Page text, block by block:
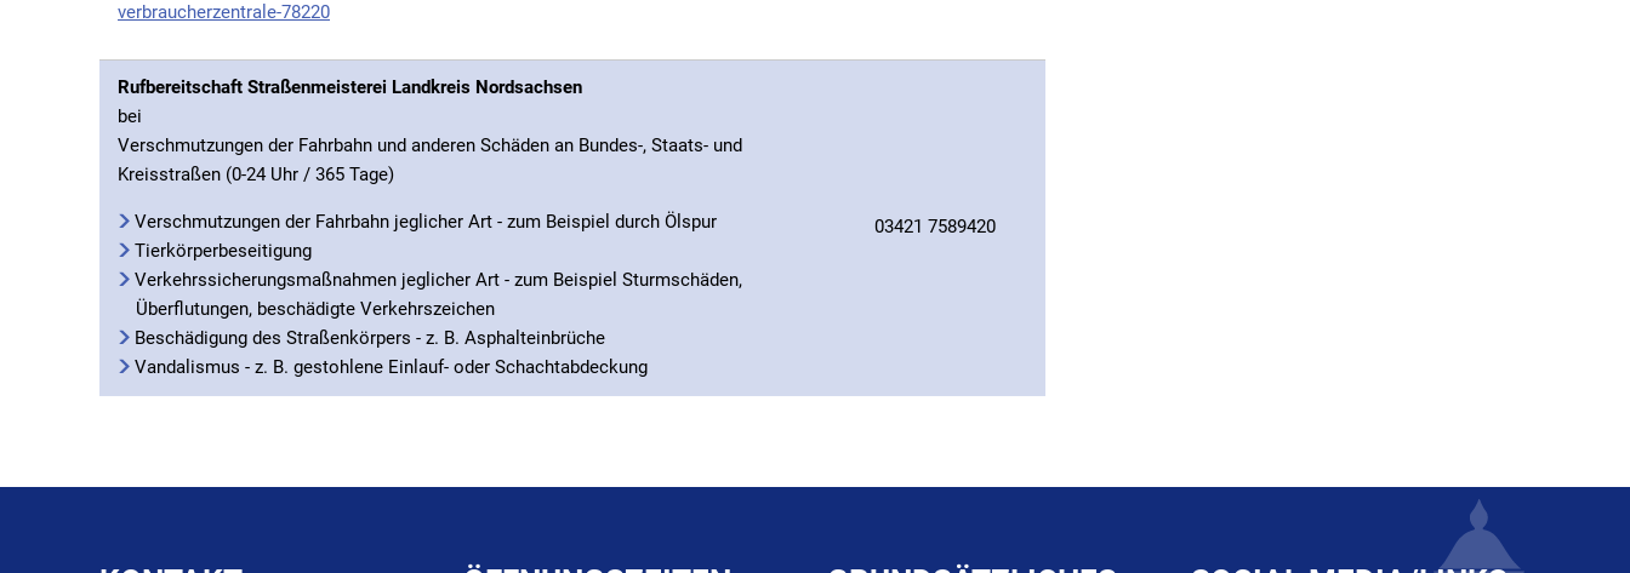
verbraucherzentrale-78220
Rufbereitschaft Straßenmeisterei Landkreis Nordsachsen
bei
Verschmutzungen der Fahrbahn und anderen Schäden an Bundes-, Staats- und
Kreisstraßen (0-24 Uhr / 365 Tage)
Verschmutzungen der Fahrbahn jeglicher Art - zum Beispiel durch Ölspur
Tierkörperbeseitigung
Verkehrssicherungsmaßnahmen jeglicher Art - zum Beispiel Sturmschäden,
Überflutungen, beschädigte Verkehrszeichen
Beschädigung des Straßenkörpers - z. B. Asphalteinbrüche
Vandalismus - z. B. gestohlene Einlauf- oder Schachtabdeckung
03421 7589420